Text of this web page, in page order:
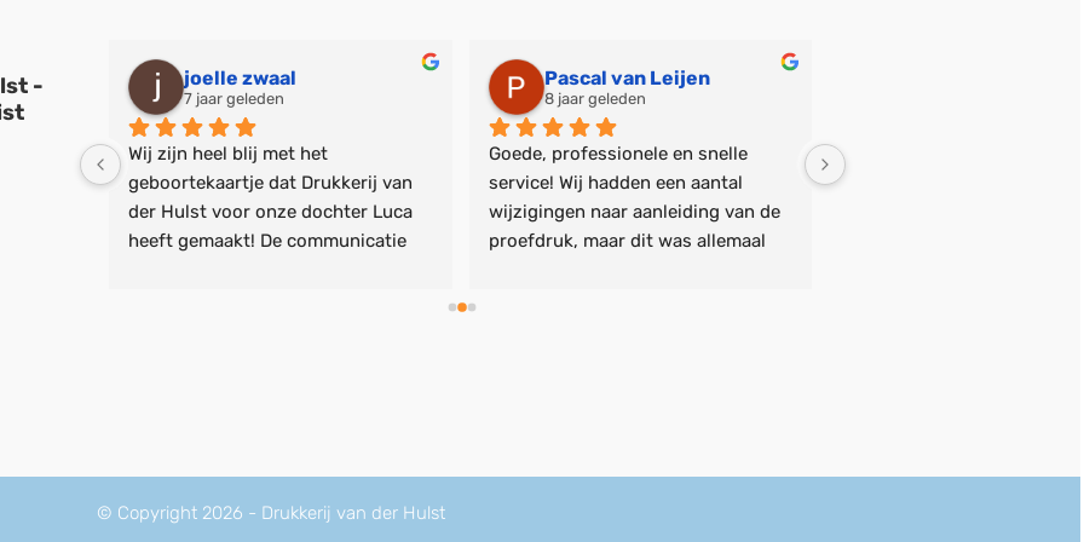
-
zijn
joelle zwaal
7 jaar geleden
Wij zijn heel blij met het
geboortekaartje dat Drukkerij van
der Hulst voor onze dochter Luca
heeft gemaakt! De communicatie
Pascal van Leijen
8 jaar geleden
Goede, professionele en snelle
service! Wij hadden een aantal
wijzigingen naar aanleiding van de
proefdruk, maar dit was allemaal
ons thuis af te geven.
© Copyright 2026 - Drukkerij van der Hulst